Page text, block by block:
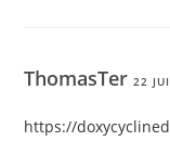
ThomasTer22
https://